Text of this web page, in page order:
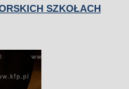
SZKOŁACH